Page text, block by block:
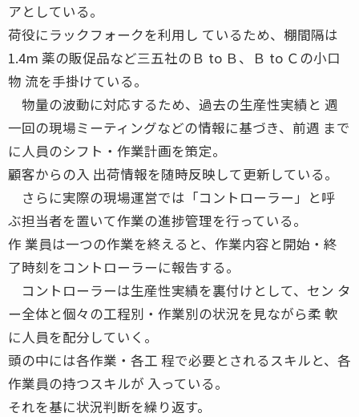
アとしている。
荷役にラックフォークを利用し ているため、棚間隔は
1.4m 薬の販促品など三五社のＢ to Ｂ、Ｂ to Ｃの小口
物 流を手掛けている。
物量の波動に対応するため、過去の生産性実績と 週
一回の現場ミーティングなどの情報に基づき、前週 まで
に人員のシフト・作業計画を策定。
顧客からの入 出荷情報を随時反映して更新している。
さらに実際の現場運営では「コントローラー」と呼
ぶ担当者を置いて作業の進捗管理を行っている。
作 業員は一つの作業を終えると、作業内容と開始・終
了時刻をコントローラーに報告する。
コントローラーは生産性実績を裏付けとして、セン タ
ー全体と個々の工程別・作業別の状況を見ながら柔 軟
に人員を配分していく。
頭の中には各作業・各工 程で必要とされるスキルと、各
作業員の持つスキルが 入っている。
それを基に状況判断を繰り返す。